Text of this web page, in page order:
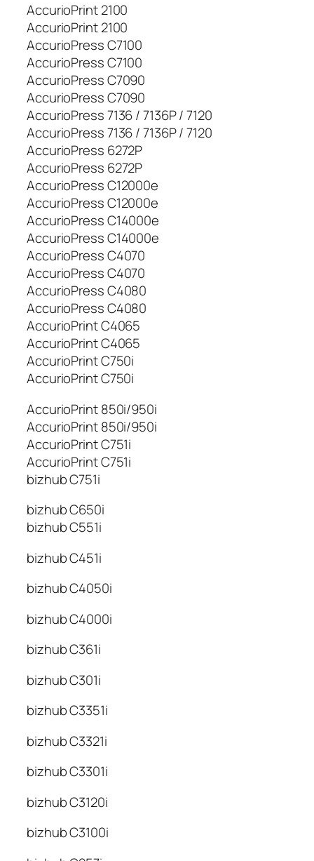
AccurioPrint 2100
AccurioPrint 2100
AccurioPress C7100
AccurioPress C7100
AccurioPress C7090
AccurioPress C7090
AccurioPress 7136 / 7136P / 7120
AccurioPress 7136 / 7136P / 7120
AccurioPress 6272P
AccurioPress 6272P
AccurioPress C12000e
AccurioPress C12000e
AccurioPress C14000e
AccurioPress C14000e
AccurioPress C4070
AccurioPress C4070
AccurioPress C4080
AccurioPress C4080
AccurioPrint C4065
AccurioPrint C4065
AccurioPrint C750i
AccurioPrint C750i
AccurioPrint 850i/950i
AccurioPrint 850i/950i
AccurioPrint C751i
AccurioPrint C751i
bizhub C751i
bizhub C650i
bizhub C551i
bizhub C451i
bizhub C4050i
bizhub C4000i
bizhub C361i
bizhub C301i
bizhub C3351i
bizhub C3321i
bizhub C3301i
bizhub C3120i
bizhub C3100i